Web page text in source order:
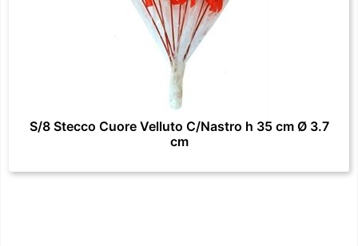
S/8 Stecco Cuore Velluto C/Nastro h 35 cm Ø 3.7
cm